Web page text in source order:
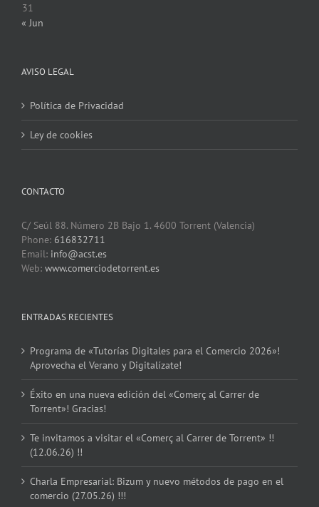
31
« Jun
AVISO LEGAL
Política de Privacidad
Ley de cookies
CONTACTO
C/ Seúl 88. Número 2B Bajo 1. 4600 Torrent (Valencia)
Phone: 616832711
Email: info@acst.es
Web: www.comerciodetorrent.es
ENTRADAS RECIENTES
Programa de «Tutorías Digitales para el Comercio 2026»!
Aprovecha el Verano y Digitalízate!
Éxito en una nueva edición del «Comerç al Carrer de
Torrent»! Gracias!
Te invitamos a visitar el «Comerç al Carrer de Torrent» !!
(12.06.26) !!
Charla Empresarial: Bizum y nuevo métodos de pago en el
comercio (27.05.26) !!!